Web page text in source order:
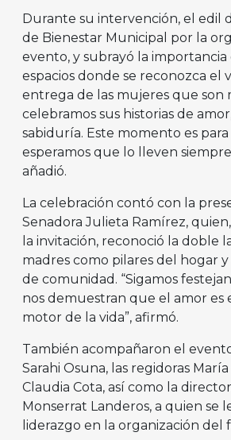
Durante su intervención, el edil
de Bienestar Municipal por la
evento, y subrayó la importancia
espacios donde se reconozca el
entrega de las mujeres que son
celebramos sus historias de
sabiduría. Este momento es
esperamos que lo lleven
añadió.
La celebración contó con la
Senadora Julieta Ramírez,
la invitación, reconoció la doble
madres como pilares del hogar
de comunidad. “Sigamos
nos demuestran que el amor es
motor de la vida”, afirmó.
También acompañaron el
Sarahi Osuna, las regidoras
Claudia Cota, así como la
Monserrat Landeros, a quien se
liderazgo en la organización del